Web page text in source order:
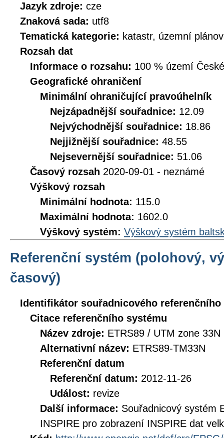
Jazyk zdroje: cze
Znaková sada: utf8
Tematická kategorie: katastr, územní
Rozsah dat
Informace o rozsahu: 100 % území
Geografické ohraničení
Minimální ohraničující pravoúhelník
Nejzápadnější souřadnice: 12.09
Nejvýchodnější souřadnice: 18.86
Nejjižnější souřadnice: 48.55
Nejsevernější souřadnice: 51.06
Časový rozsah 2020-09-01 - neznámé
Výškový rozsah
Minimální hodnota: 115.0
Maximální hodnota: 1602.0
Výškový systém: Výškový systém
Referenční systém (polohový,
časový)
Identifikátor souřadnicového referenčního
Citace referenčního systému
Název zdroje: ETRS89 / UTM zone 33N
Alternativní název: ETRS89-TM33N
Referenční datum
Referenční datum: 2012-11-26
Událost: revize
Další informace: Souřadnicový systém
INSPIRE pro zobrazení INSPIRE dat